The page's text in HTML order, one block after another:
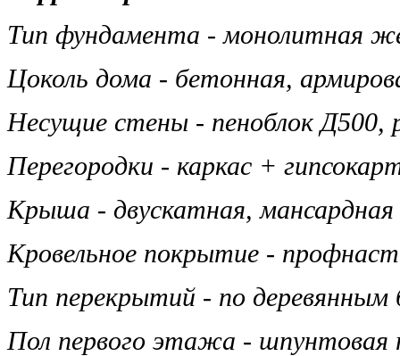
Тип фундамента - монолитная
Цоколь дома - бетонная,
Несущие стены - пеноблок Д500,
Перегородки - каркас +
Крыша - двускатная, мансардная
Кровельное покрытие -
Тип перекрытий - по деревянным
Пол первого этажа - шпунтовая